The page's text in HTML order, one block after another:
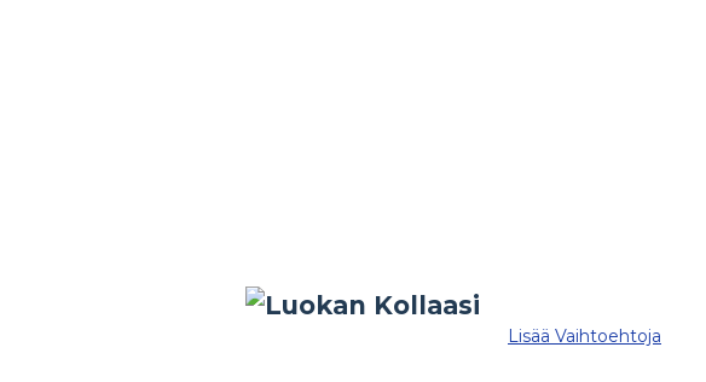
Lisää Vaihtoehtoja